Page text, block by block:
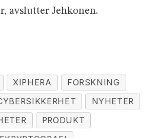
avslutter Jehkonen.
XIPHERA
FORSKNING
NYHETER
PRODUKT